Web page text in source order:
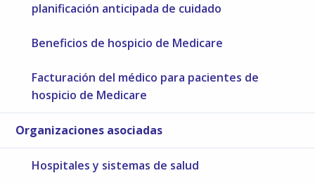
planificación anticipada de cuidado
Beneficios de hospicio de Medicare
Facturación del médico para pacientes de
hospicio de Medicare
Organizaciones asociadas
Hospitales y sistemas de salud